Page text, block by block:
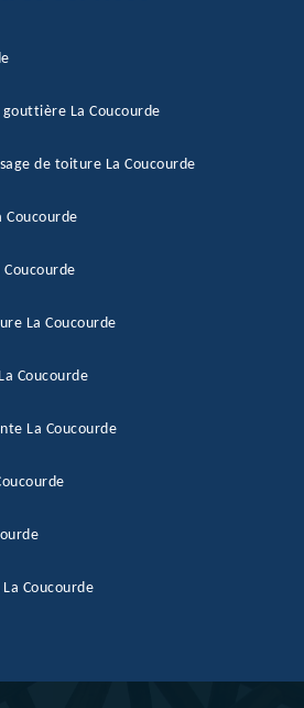
La Coucourde
de toiture La Coucourde
La Coucourde
Coucourde
La Coucourde
Coucourde